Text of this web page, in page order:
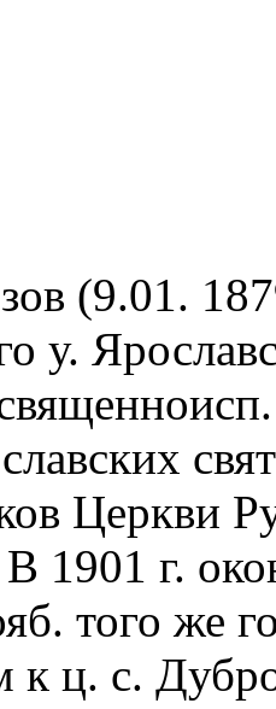
(9.01.
у.
Церкви
В 1901 г.
того же
к ц. с.